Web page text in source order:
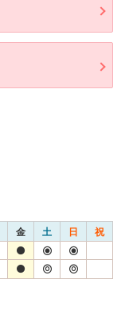
金 土 日 祝